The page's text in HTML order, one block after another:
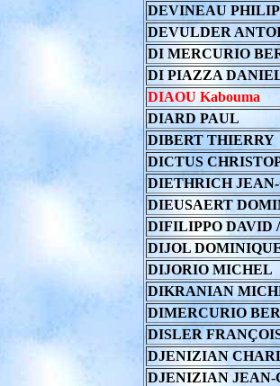
DEVINEAU
DEVULDER
DI MERCURIO
DI PIAZZA
DIAOU Kabouma
DIARD PAUL
DIBERT THIERRY
DICTUS
DIETHRICH
DIEUSAERT
DIFILIPPO DAVID
DIJOL
DIJORIO MICHEL
DIKRANIAN
DIMERCURIO
DISLER
DJENIZIAN
DJENIZIAN JEAN-